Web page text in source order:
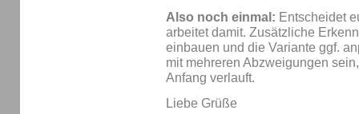
Also noch einmal: Entscheidet
arbeitet damit. Zusätzliche
einbauen und die Variante ggf.
mit mehreren Abzweigungen
Anfang verlauft.
Liebe Grüße